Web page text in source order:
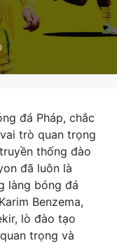
đá Pháp, chắc
trò quan trọng
thống đào
đã luôn là
làng bóng đá
Benzema,
lò đào tạo
trọng và